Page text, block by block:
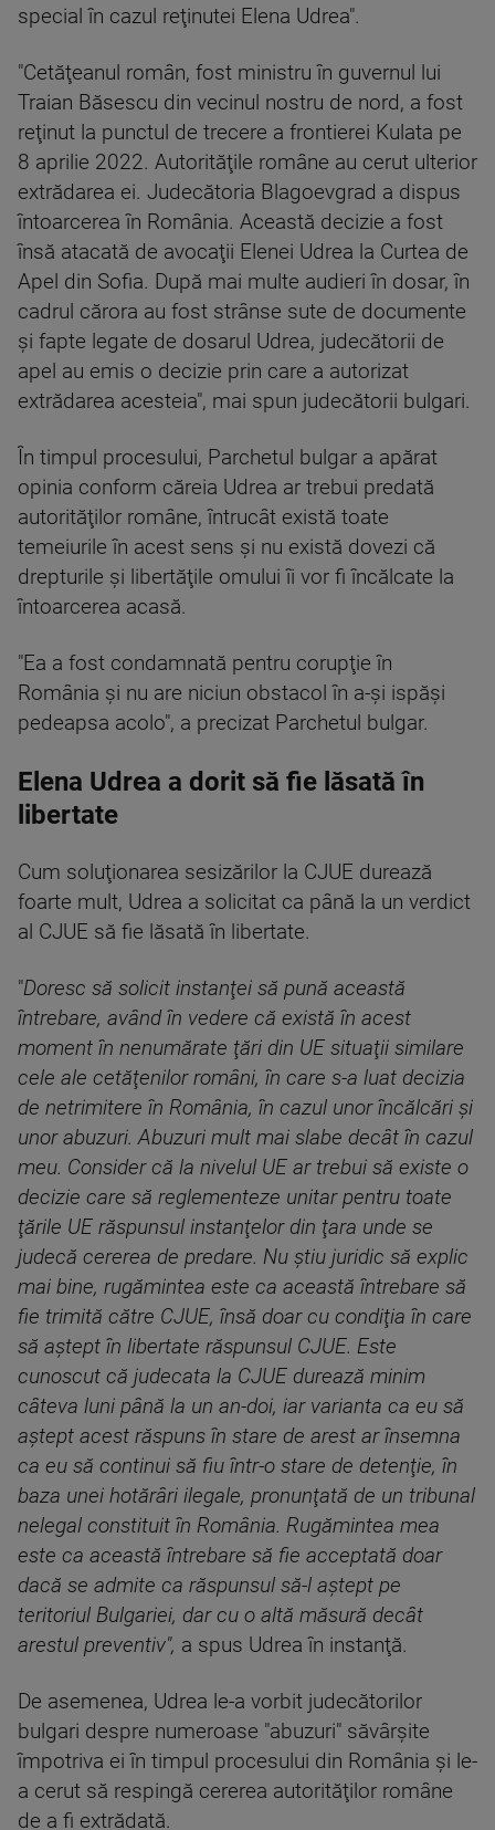
special în cazul reţinutei Elena Udrea".
"Cetăţeanul român, fost ministru în guvernul lui
Traian Băsescu din vecinul nostru de nord, a fost
reţinut la punctul de trecere a frontierei Kulata pe
8 aprilie 2022. Autorităţile române au cerut ulterior
extrădarea ei. Judecătoria Blagoevgrad a dispus
întoarcerea în România. Această decizie a fost
însă atacată de avocaţii Elenei Udrea la Curtea de
Apel din Sofia. După mai multe audieri în dosar, în
cadrul cărora au fost strânse sute de documente
şi fapte legate de dosarul Udrea, judecătorii de
apel au emis o decizie prin care a autorizat
extrădarea acesteia", mai spun judecătorii bulgari.
În timpul procesului, Parchetul bulgar a apărat
opinia conform căreia Udrea ar trebui predată
autorităţilor române, întrucât există toate
temeiurile în acest sens şi nu există dovezi că
drepturile şi libertăţile omului îi vor fi încălcate la
întoarcerea acasă.
"Ea a fost condamnată pentru corupţie în
România şi nu are niciun obstacol în a-şi ispăşi
pedeapsa acolo", a precizat Parchetul bulgar.
Elena Udrea a dorit să fie lăsată în
libertate
Cum soluţionarea sesizărilor la CJUE durează
foarte mult, Udrea a solicitat ca până la un verdict
al CJUE să fie lăsată în libertate.
"Doresc să solicit instanţei să pună această
întrebare, având în vedere că există în acest
moment în nenumărate ţări din UE situaţii similare
cele ale cetăţenilor români, în care s-a luat decizia
de netrimitere în România, în cazul unor încălcări şi
unor abuzuri. Abuzuri mult mai slabe decât în cazul
meu. Consider că la nivelul UE ar trebui să existe o
decizie care să reglementeze unitar pentru toate
ţările UE răspunsul instanţelor din ţara unde se
judecă cererea de predare. Nu ştiu juridic să explic
mai bine, rugămintea este ca această întrebare să
fie trimită către CJUE, însă doar cu condiţia în care
să aştept în libertate răspunsul CJUE. Este
cunoscut că judecata la CJUE durează minim
câteva luni până la un an-doi, iar varianta ca eu să
aştept acest răspuns în stare de arest ar însemna
ca eu să continui să fiu într-o stare de detenţie, în
baza unei hotărâri ilegale, pronunţată de un tribunal
nelegal constituit în România. Rugămintea mea
este ca această întrebare să fie acceptată doar
dacă se admite ca răspunsul să-l aştept pe
teritoriul Bulgariei, dar cu o altă măsură decât
arestul preventiv", a spus Udrea în instanţă.
De asemenea, Udrea le-a vorbit judecătorilor
bulgari despre numeroase "abuzuri" săvârşite
împotriva ei în timpul procesului din România şi le-
a cerut să respingă cererea autorităţilor române
de a fi extrădată.